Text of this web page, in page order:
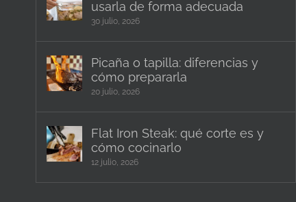
usarla de forma adecuada
30 julio, 2026
Picaña o tapilla: diferencias y
cómo prepararla
20 julio, 2026
Flat Iron Steak: qué corte es y
cómo cocinarlo
12 julio, 2026